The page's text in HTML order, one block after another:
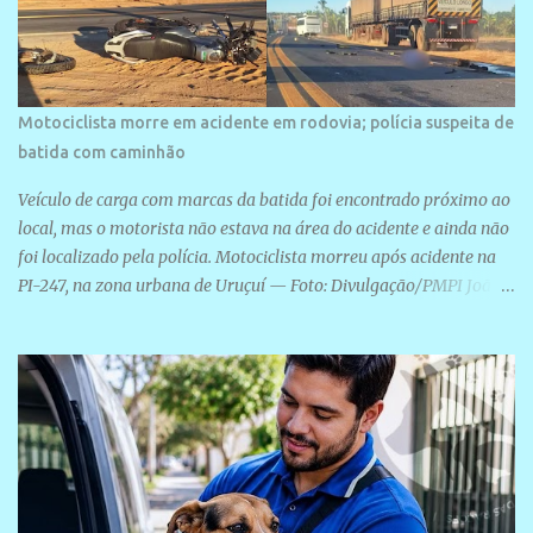
Motociclista morre em acidente em rodovia; polícia suspeita de
batida com caminhão
Veículo de carga com marcas da batida foi encontrado próximo ao
local, mas o motorista não estava na área do acidente e ainda não
foi localizado pela polícia. Motociclista morreu após acidente na
PI-247, na zona urbana de Uruçuí — Foto: Divulgação/PMPI João
A Polícia Militar informou que um caminhão com marcas de
colisão foi encontrado próximo ao local. Segundo o 10º Batalhão
da Polícia Militar (10º BPM), a equipe foi acionada por volta das 6h
para atender à ocorrência. Material de referência geográfica Ao
chegar ao local, os policiais constataram a morte do motociclista e
encontraram um caminhão com marcas da colisão próximo à área